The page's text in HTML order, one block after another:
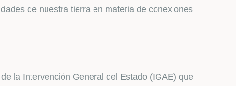
de nuestra tierra en materia de conexiones
la Intervención General del Estado (IGAE) que